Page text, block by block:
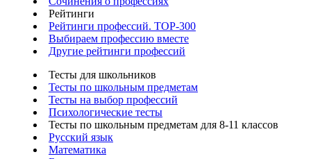
Рейтинги
Рейтинги профессий. TOP-300
Выбираем профессию вместе
Другие рейтинги профессий
Тесты для школьников
Тесты по школьным предметам
Тесты на выбор профессий
Психологические тесты
Тесты по школьным предметам для 8-11 классов
Русский язык
Математика